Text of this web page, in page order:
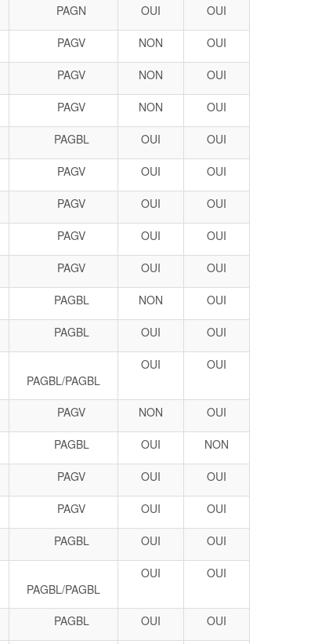
PAGN OUI OUI
PAGV NON OUI
PAGV NON OUI
PAGV NON OUI
PAGBL OUI OUI
PAGV OUI OUI
PAGV OUI OUI
PAGV OUI OUI
PAGV OUI OUI
PAGBL NON OUI
PAGBL OUI OUI
PAGBL/PAGBL
OUI OUI
PAGV NON OUI
PAGBL OUI NON
PAGV OUI OUI
PAGV OUI OUI
PAGBL OUI OUI
PAGBL/PAGBL
OUI OUI
PAGBL OUI OUI